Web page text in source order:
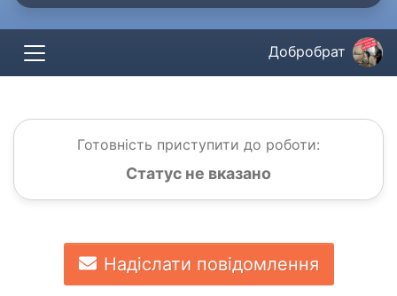
Добробрат
Готовність приступити до роботи:
Статус не вказано
Надіслати повідомлення